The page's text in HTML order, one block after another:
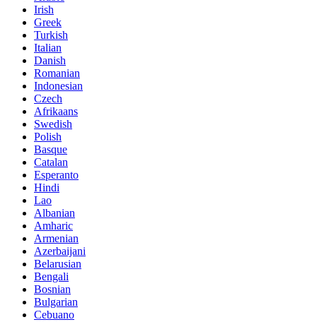
Irish
Greek
Turkish
Italian
Danish
Romanian
Indonesian
Czech
Afrikaans
Swedish
Polish
Basque
Catalan
Esperanto
Hindi
Lao
Albanian
Amharic
Armenian
Azerbaijani
Belarusian
Bengali
Bosnian
Bulgarian
Cebuano